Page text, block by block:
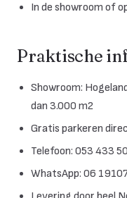
In de showroom of
Praktische
Showroom:
dan 3.000 m2
Gratis parkeren
Telefoon: 053 433
WhatsApp: 06